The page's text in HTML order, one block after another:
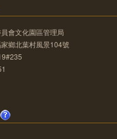
會文化園區管理局
鄉北葉村風景104號